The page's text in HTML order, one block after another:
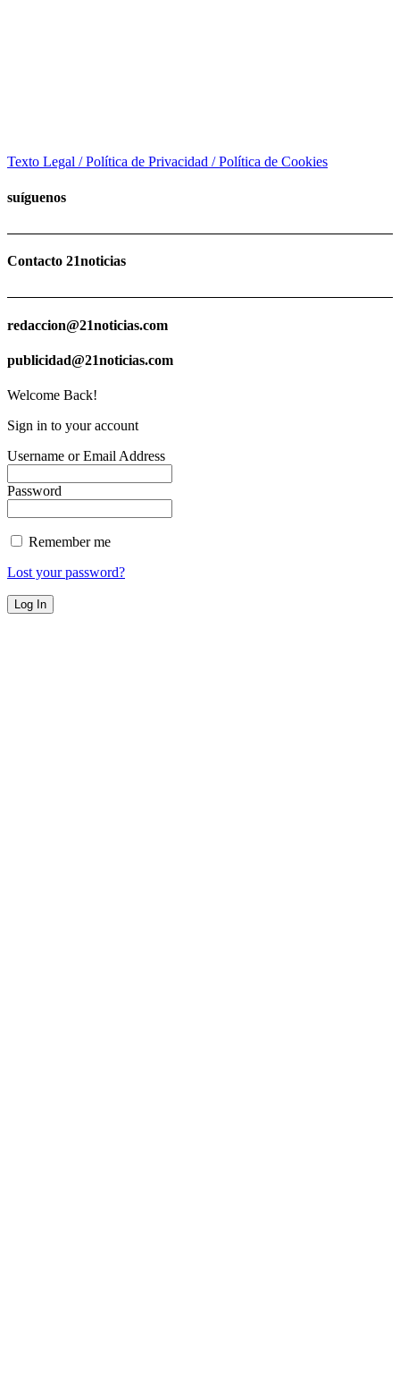
Texto Legal / Política de Privacidad / Política de Cookies
suíguenos
Contacto 21noticias
redaccion@21noticias.com
publicidad@21noticias.com
Welcome Back!
Sign in to your account
Username or Email Address
Password
Remember me
Lost your password?